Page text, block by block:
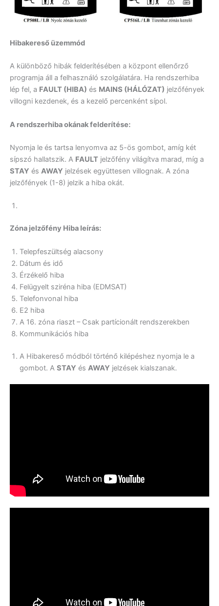
Hibakereső üzemmód
A különböző hibák felderítésében a központ ellenőrző
programja áll a felhasználó szolgálatára. Ha rendszerhiba
lép fel, a FAULT (HIBA) és MAINS (HÁLÓZAT) jelzőfények
villogni kezdenek, és a kezelő percenként sípol.
A rendszerhiba okának felderítése:
Nyomja le és tartsa lenyomva az 5-ös gombot, amíg két
sípszó hallatszik. A FAULT jelzőfény világítva marad, míg a
STAY és AWAY jelzések együttesen villognak. A zóna
jelzőfények (1-8) jelzik a hiba okát.
Zóna jelzőfény Hiba leírás:
Telepfeszültség alacsony
Dátum és idő
Érzékelő hiba
Felügyelt sziréna hiba (EDMSAT)
Telefonvonal hiba
E2 hiba
A 16. zóna riaszt – Csak partícionált rendszerekben
Kommunikációs hiba
A Hibakereső módból történő kilépéshez nyomja le a
gombot. A STAY és AWAY jelzések kialszanak.